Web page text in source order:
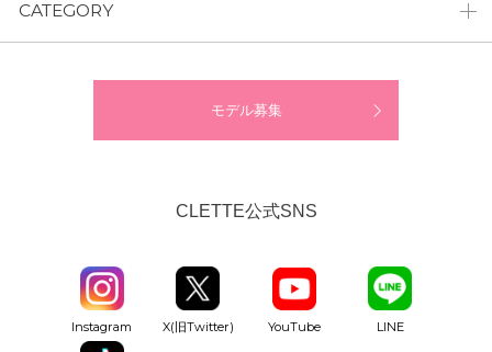
CATEGORY
モデル募集
CLETTE公式SNS
Instagram X(旧Twitter) YouTube LINE